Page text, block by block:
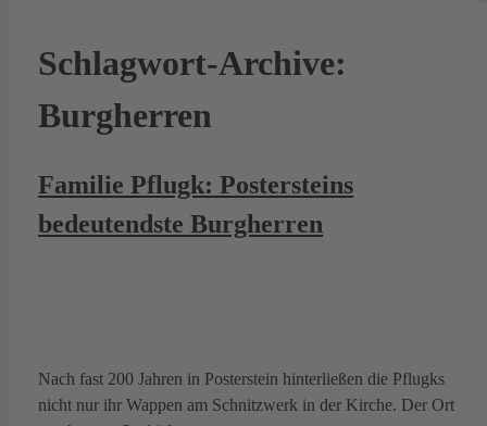
Schlagwort-Archive:
Burgherren
Familie Pflugk: Postersteins
bedeutendste Burgherren
Nach fast 200 Jahren in Posterstein hinterließen die Pflugks
nicht nur ihr Wappen am Schnitzwerk in der Kirche. Der Ort